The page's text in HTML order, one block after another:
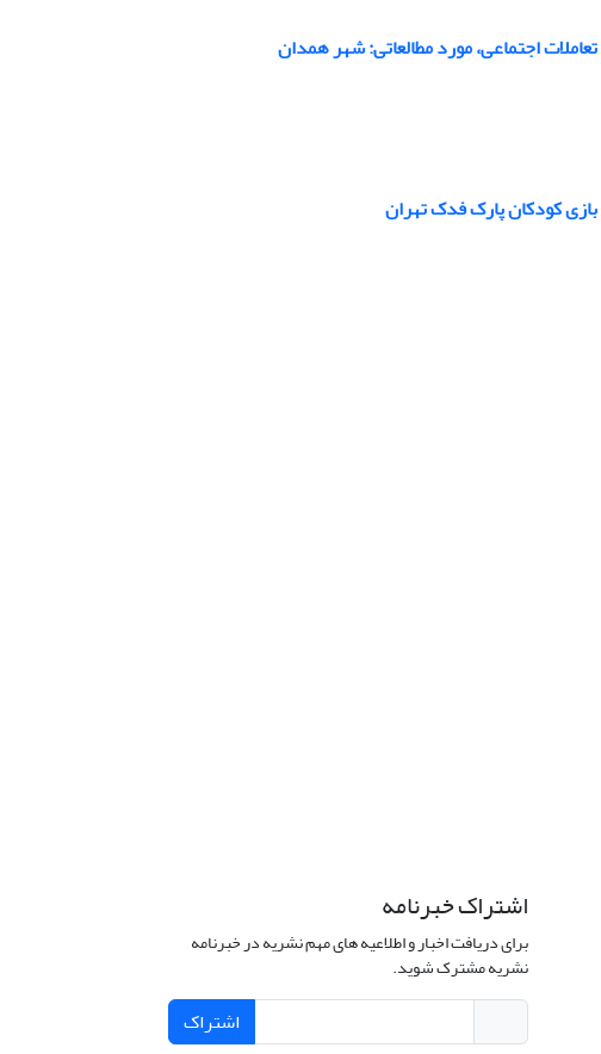
اجتماعی، مورد مطالعاتی: شهر همدان
کودکان پارک فدک تهران
اشتراک خبرنامه
برای دریافت اخبار و اطلاعیه های مهم نشریه در خبرنامه
نشریه مشترک شوید.
اشتراک